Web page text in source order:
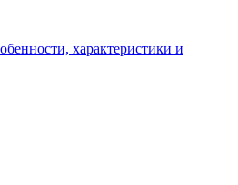
характеристики и